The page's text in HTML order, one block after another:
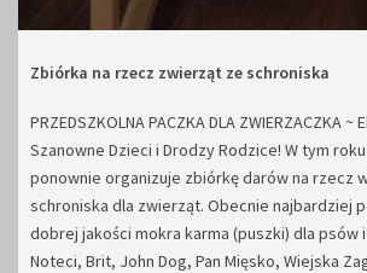
Zbiórka na rzecz zwierząt ze schroniska
PRZEDSZKOLNA PACZKA DLA ZWIERZACZKA ~
Szanowne Dzieci i Drodzy Rodzice! W tym
ponownie organizuje zbiórkę darów na rzecz
schroniska dla zwierząt. Obecnie
dobrej jakości mokra karma (puszki) dla psów
Noteci, Brit, John Dog, Pan Mięsko, Wiejska